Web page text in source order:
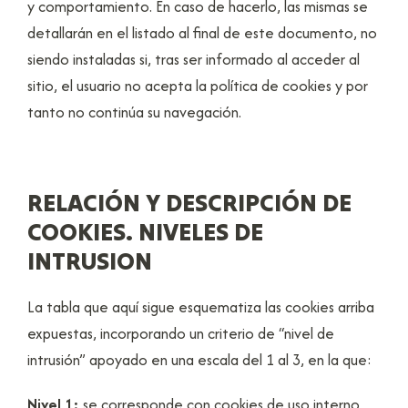
y comportamiento. En caso de hacerlo, las mismas se
detallarán en el listado al final de este documento, no
siendo instaladas si, tras ser informado al acceder al
sitio, el usuario no acepta la política de cookies y por
tanto no continúa su navegación.
RELACIÓN Y DESCRIPCIÓN DE
COOKIES. NIVELES DE
INTRUSION
La tabla que aquí sigue esquematiza las cookies arriba
expuestas, incorporando un criterio de “nivel de
intrusión” apoyado en una escala del 1 al 3, en la que: